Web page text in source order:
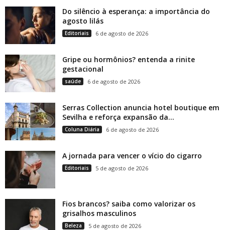
Do silêncio à esperança: a importância do
agosto lilás
Editoriais 6 de agosto de 2026
Gripe ou hormônios? entenda a rinite
gestacional
saúde 6 de agosto de 2026
Serras Collection anuncia hotel boutique em
Sevilha e reforça expansão da...
Coluna Diária 6 de agosto de 2026
A jornada para vencer o vício do cigarro
Editoriais 5 de agosto de 2026
Fios brancos? saiba como valorizar os
grisalhos masculinos
Beleza 5 de agosto de 2026